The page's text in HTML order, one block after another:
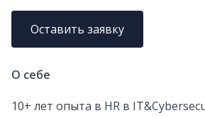
Оставить заявку
О себе
10+ лет опыта в HR в